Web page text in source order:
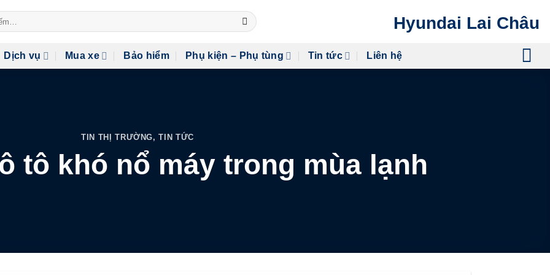
Hyundai Lai Châu
Dịch vụ Mua xe Bảo hiểm Phụ kiện – Phụ tùng Tin tức Liên hệ
TIN THỊ TRƯỜNG,TIN TỨC
tô khó nổ máy trong mùa lạnh